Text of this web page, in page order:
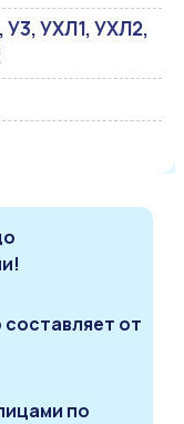
У3, УХЛ1, УХЛ2,
от
по